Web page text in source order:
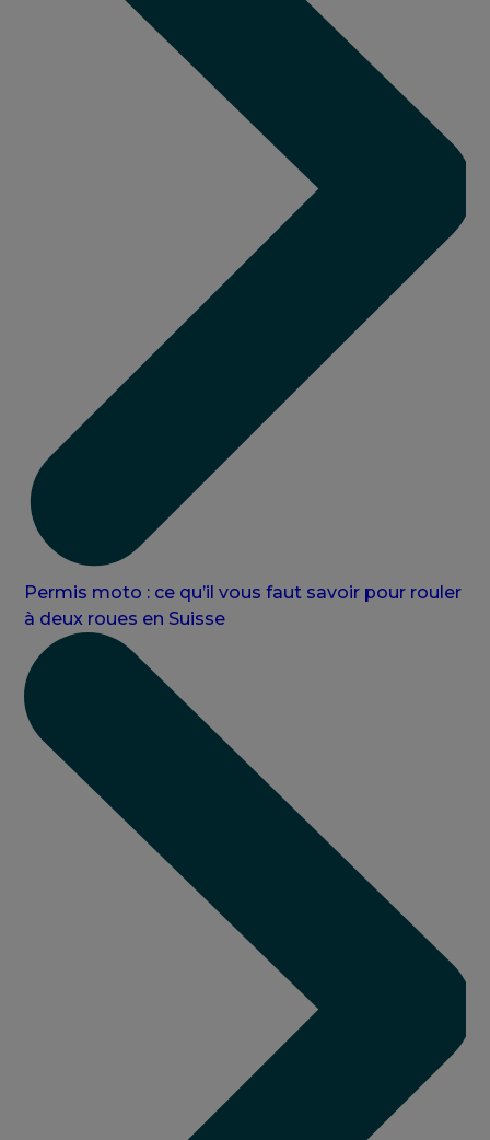
Permis moto : ce qu’il vous faut savoir pour rouler
à deux roues en Suisse